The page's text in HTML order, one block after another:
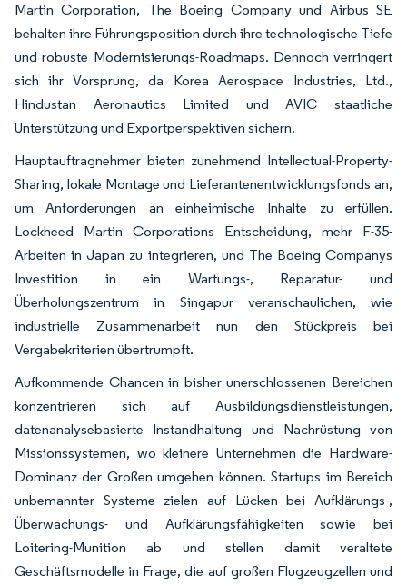
Martin Corporation, The Boeing Company und Airbus SE
behalten ihre Führungsposition durch ihre technologische Tiefe
und robuste Modernisierungs-Roadmaps. Dennoch verringert
sich ihr Vorsprung, da Korea Aerospace Industries, Ltd.,
Hindustan Aeronautics Limited und AVIC staatliche
Unterstützung und Exportperspektiven sichern.
Hauptauftragnehmer bieten zunehmend Intellectual-Property-
Sharing, lokale Montage und Lieferantenentwicklungsfonds an,
um Anforderungen an einheimische Inhalte zu erfüllen.
Lockheed Martin Corporations Entscheidung, mehr F-35-
Arbeiten in Japan zu integrieren, und The Boeing Companys
Investition in ein Wartungs-, Reparatur- und
Überholungszentrum in Singapur veranschaulichen, wie
industrielle Zusammenarbeit nun den Stückpreis bei
Vergabekriterien übertrumpft.
Aufkommende Chancen in bisher unerschlossenen Bereichen
konzentrieren sich auf Ausbildungsdienstleistungen,
datenanalysebasierte Instandhaltung und Nachrüstung von
Missionssystemen, wo kleinere Unternehmen die Hardware-
Dominanz der Großen umgehen können. Startups im Bereich
unbemannter Systeme zielen auf Lücken bei Aufklärungs-,
Überwachungs- und Aufklärungsfähigkeiten sowie bei
Loitering-Munition ab und stellen damit veraltete
Geschäftsmodelle in Frage, die auf großen Flugzeugzellen und